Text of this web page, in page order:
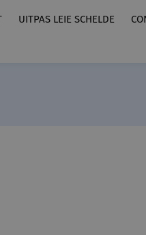
UITPAS LEIE SCHELDE